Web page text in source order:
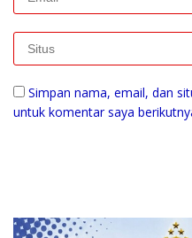
Simpan nama, email, dan
untuk komentar saya